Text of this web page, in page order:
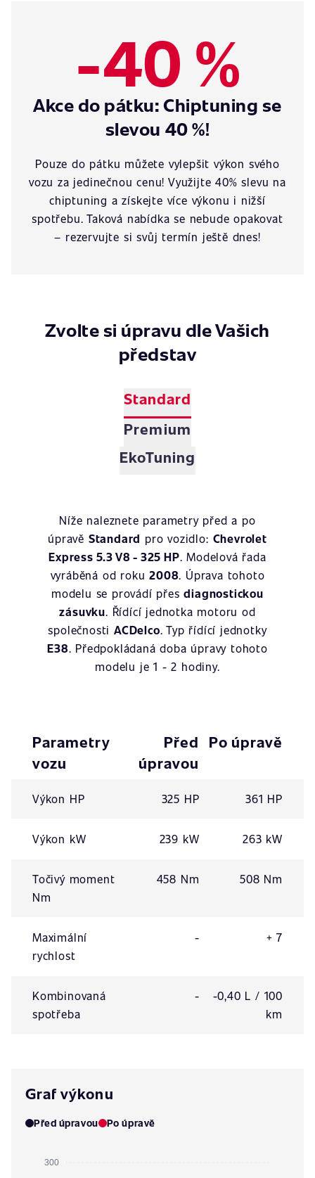
-40 %
Akce do pátku: Chiptuning se
slevou 40 %!
Pouze do pátku můžete vylepšit výkon svého
vozu za jedinečnou cenu! Využijte 40% slevu na
chiptuning a získejte více výkonu i nižší
spotřebu. Taková nabídka se nebude opakovat
– rezervujte si svůj termín ještě dnes!
Zvolte si úpravu dle Vašich
představ
Standard
Premium
EkoTuning
Níže naleznete parametry před a po
úpravě Standard pro vozidlo: Chevrolet
Express 5.3 V8 - 325 HP. Modelová řada
vyráběná od roku2008. Úprava tohoto
modelu se provádí přesdiagnostickou
zásuvku. Řídící jednotka motoru od
společnostiACDelco. Typ řídící jednotky
E38. Předpokládaná doba úpravy tohoto
modelu je 1 - 2 hodiny.
Parametry
vozu
Před
úpravou
Po úpravě
Výkon HP 325 HP 361 HP
Výkon kW 239 kW 263 kW
Točivý moment
Nm
458 Nm 508 Nm
Maximální
rychlost
- + 7
Kombinovaná
spotřeba
-
-0,40 L / 100
km
Graf výkonu
Před úpravou Po úpravě
300